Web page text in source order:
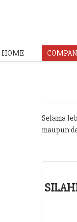
HOME
Selama
maupun